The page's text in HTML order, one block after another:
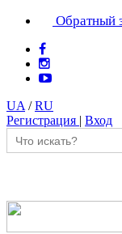
Обратный
UA /RU
Регистрация | Вход